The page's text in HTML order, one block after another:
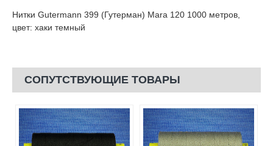
Нитки Gutermann 399 (Гутерман) Mara 120 1000 метров,
цвет: хаки темный
СОПУТСТВУЮЩИЕ ТОВАРЫ